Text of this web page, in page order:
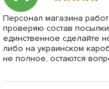
Персонал магазина
проверяю состав
единственное сделайте
либо на украинском
не полное, остаются